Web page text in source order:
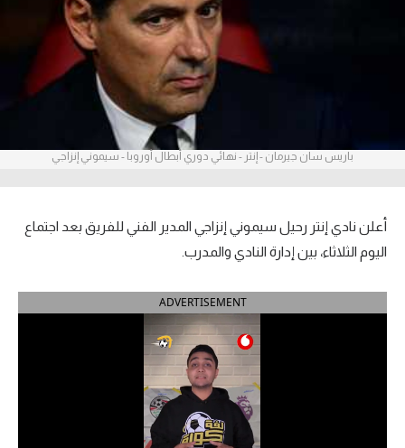
أمريكا 2026
الدوري الإنجليزي الممتاز
الدوري الإيطالي
الدوري السعودي للمحترفين
باريس سان جيرمان - إنتر - نهائي دوري أبطال أوروبا - سيموني إنزاجي
أعلن نادي إنتر رحيل سيموني إنزاجي المدير الفني للفريق بعد اجتماع
اليوم الثلاثاء، بين إدارة النادي والمدرب.
ADVERTISEMENT